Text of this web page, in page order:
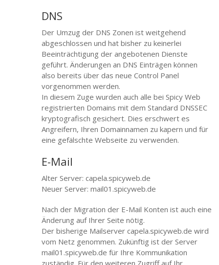
DNS
Der Umzug der DNS Zonen ist weitgehend
abgeschlossen und hat bisher zu keinerlei
Beeinträchtigung der angebotenen Dienste
geführt. Änderungen an DNS Einträgen können
also bereits über das neue Control Panel
vorgenommen werden.
In diesem Zuge wurden auch alle bei Spicy Web
registrierten Domains mit dem Standard DNSSEC
kryptografisch gesichert. Dies erschwert es
Angreifern, Ihren Domainnamen zu kapern und für
eine gefälschte Webseite zu verwenden.
E-Mail
Alter Server: capela.spicyweb.de
Neuer Server: mail01.spicyweb.de
Nach der Migration der E-Mail Konten ist auch eine
Änderung auf Ihrer Seite nötig.
Der bisherige Mailserver capela.spicyweb.de wird
vom Netz genommen. Zukünftig ist der Server
mail01.spicyweb.de für Ihre Kommunikation